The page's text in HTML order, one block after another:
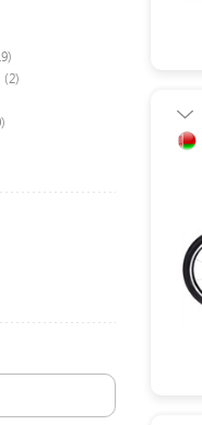
(2)